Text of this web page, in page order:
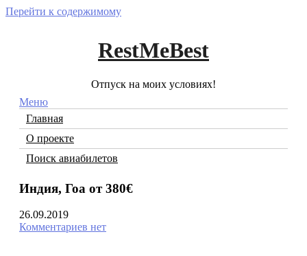
Перейти к содержимому
RestMeBest
Отпуск на моих условиях!
Меню
Главная
О проекте
Поиск авиабилетов
Индия, Гоа от 380€
26.09.2019
Комментариев нет